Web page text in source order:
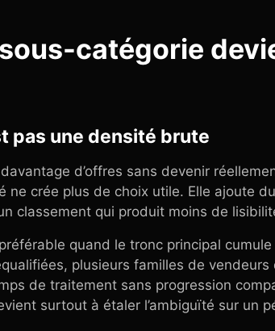
catégorie
pas une densité brute
d’offres sans devenir
ne crée plus de choix utile. Elle ajoute
classement qui produit moins de
quand le tronc principal
plusieurs familles de
de traitement sans progression
surtout à étaler l’ambiguïté sur un